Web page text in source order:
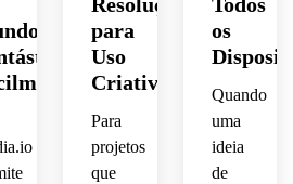
iluminação
de
dos
sonhos.
cinematográfica,
superfícies
pedra
texturizadas,
de
vegetação,
estilo
de
conceitual
de
fantasia
sci-
brilhos
luminosos,
arte
para
Uso
Criativo
Para
projetos
que
os
Quando
uma
ideia
de